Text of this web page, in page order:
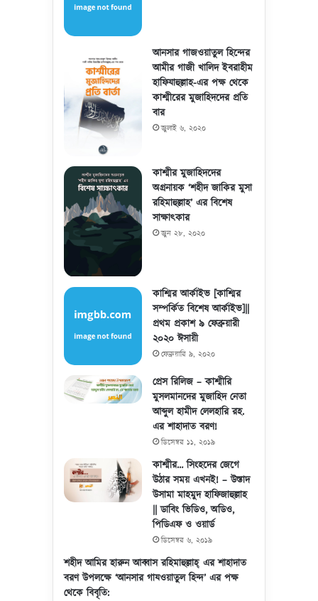
আনসার গাজওয়াতুল হিন্দের
আমীর গাজী খালিদ ইবরাহীম
হাফিযাহুল্লাহ-এর পক্ষ থেকে
কাশ্মীরের মুজাহিদদের প্রতি
বার
জুলাই ৬, ২০২০
কাশ্মীর মুজাহিদদের
অগ্রনায়ক ‘শহীদ জাকির মুসা
রহিমাহুল্লাহ’ এর বিশেষ
সাক্ষাৎকার
জুন ২৮, ২০২০
কাশ্মির আর্কাইভ [কাশ্মির
সম্পর্কিত বিশেষ আর্কাইভ]||
প্রথম প্রকাশ ৯ ফেব্রুয়ারী
২০২০ ঈসায়ী
ফেব্রুয়ারি ৯, ২০২০
প্রেস রিলিজ – কাশ্মীরি
মুসলমানদের মুজাহিদ নেতা
আব্দুল হামীদ লেলহারি রহ.
এর শাহাদাত বরণ!
ডিসেম্বর ১১, ২০১৯
কাশ্মীর… সিংহদের জেগে
উঠার সময় এখনই! – উস্তাদ
উসামা মাহমুদ হাফিজাহুল্লাহ
|| ডাবিং ভিডিও, অডিও,
পিডিএফ ও ওয়ার্ড
ডিসেম্বর ৬, ২০১৯
শহীদ আমির হারুন আব্বাস রহিমাহুল্লাহ্ এর শাহাদাত
বরণ উপলক্ষে ‘আনসার গাযওয়াতুল হিন্দ’ এর পক্ষ
থেকে বিবৃতি: